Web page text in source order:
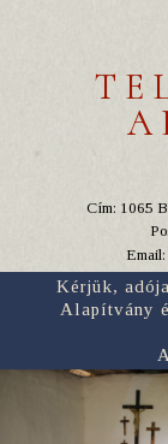
Cím: 1065
Email:
Kérjük,
Alapítvány